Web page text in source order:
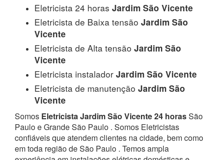
Eletricista 24 horas Jardim São Vicente
Eletricista de Baixa tensão Jardim São
Vicente
Eletricista de Alta tensão Jardim São
Vicente
Eletricista instalador Jardim São Vicente
Eletricista de manutenção Jardim São
Vicente
Somos Eletricista Jardim São Vicente 24 horasSão
Paulo e Grande São Paulo . Somos Eletricistas
confiáveis que atendem clientes na cidade, bem como
em toda região de São Paulo . Temos ampla